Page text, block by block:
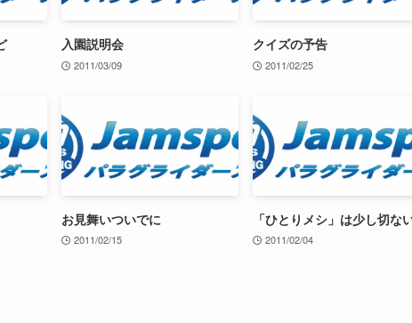
入園説明会
2011/03/09
クイズの予告
2011/02/25
お見舞いついでに
2011/02/15
「ひとりメシ」は少し切な
2011/02/04